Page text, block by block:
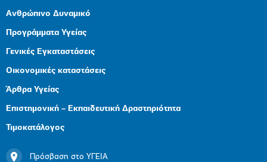
Ανθρώπινο Δυναμικό
Προγράμματα Υγείας
Γενικές Εγκαταστάσεις
Οικονομικές καταστάσεις
Άρθρα Υγείας
Επιστημονική – Εκπαιδευτική Δραστηριότητα
Τιμοκατάλογος
Πρόσβαση στο ΥΓΕΙΑ